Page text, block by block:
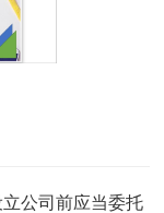
公司前应当委托